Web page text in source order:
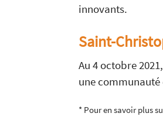
innovants.
Saint-
Au 4 octobre
une communauté
* Pour en savoir plus